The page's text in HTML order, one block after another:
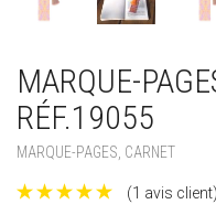
MARQUE-
RÉF.19055
MARQUE-PAGES, CARNET
(1 avis client)